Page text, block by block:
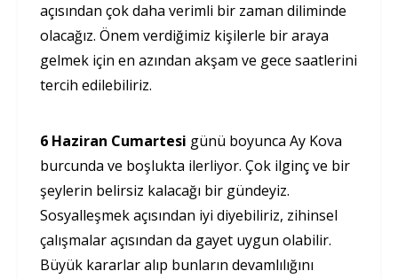
açısından çok daha verimli bir zaman diliminde
olacağız. Önem verdiğimiz kişilerle bir araya
gelmek için en azından akşam ve gece saatlerini
tercih edilebiliriz.
6 Haziran Cumartesi günü boyunca Ay Kova
burcunda ve boşlukta ilerliyor. Çok ilginç ve bir
şeylerin belirsiz kalacağı bir gündeyiz.
Sosyalleşmek açısından iyi diyebiliriz, zihinsel
çalışmalar açısından da gayet uygun olabilir.
Büyük kararlar alıp bunların devamlılığını